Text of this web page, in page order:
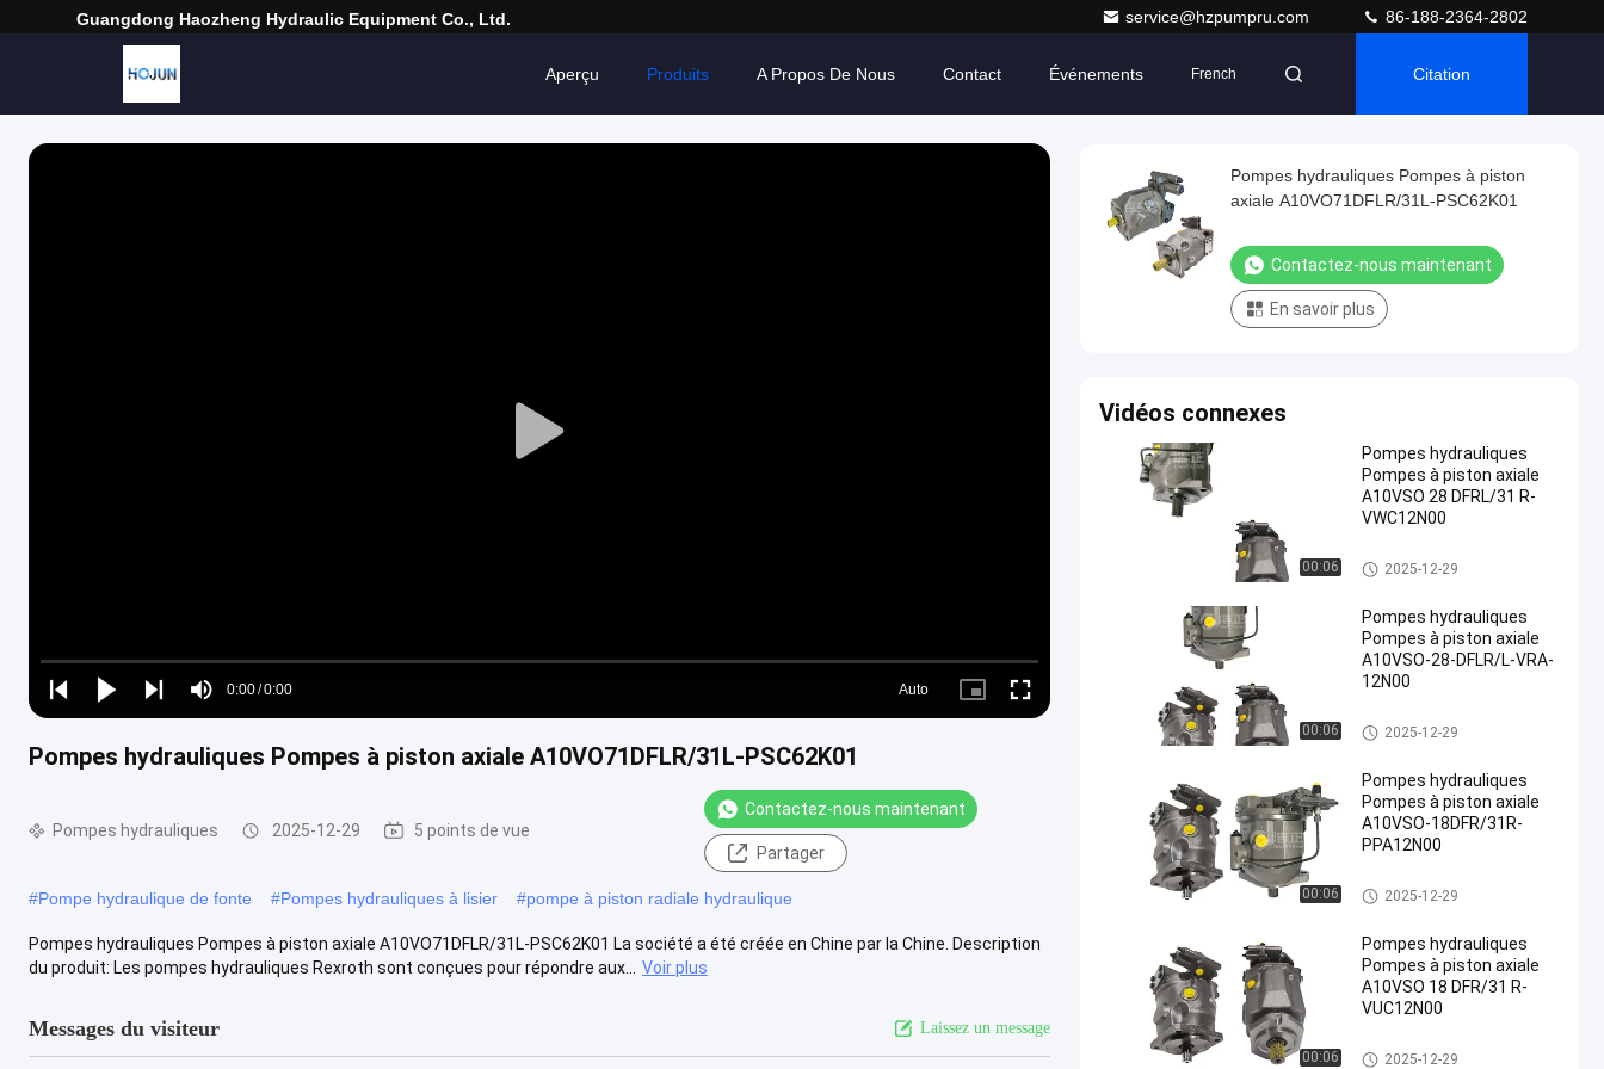
Guangdong Haozheng Hydraulic Equipment Co., Ltd. service@hzpumpru.com 86-188-2364-2802
Aperçu Produits A Propos De Nous Contact Événements French Citation
Play
Play
Play
Play
Mute
Time
0:00/0:00
Loaded:
0%
Auto
Picture- Fullscreen
Pompes hydrauliques Pompes à piston axiale A10VO71DFLR/31L-PSC62K01
Pompes hydrauliques 2025-12-29 5 points de vue
Contactez-nous maintenant
Partager
#Pompe hydraulique de fonte #Pompes hydrauliques à lisier #pompe à piston radiale hydraulique
Pompes hydrauliques Pompes à piston axiale A10VO71DFLR/31L-PSC62K01 La société a été créée en Chine par la Chine. Description
du produit: Les pompes hydrauliques Rexroth sont conçues pour répondre aux...
Voir plus
Messages du visiteur Laissez un message
Pompes hydrauliques Pompes à piston
axiale A10VO71DFLR/31L-PSC62K01
Contactez-nous maintenant
En savoir plus
Vidéos connexes
00:06
Pompes hydrauliques
Pompes à piston axiale
A10VSO 28 DFRL/31 R-
VWC12N00
Pompes hydrauliques
2025-12-29
00:06
Pompes hydrauliques
Pompes à piston axiale
A10VSO-28-DFLR/L-VRA-
12N00
Pompes hydrauliques
2025-12-29
00:06
Pompes hydrauliques
Pompes à piston axiale
A10VSO-18DFR/31R-
PPA12N00
Pompes hydrauliques
2025-12-29
00:06
Pompes hydrauliques
Pompes à piston axiale
A10VSO 18 DFR/31 R-
VUC12N00
Pompes hydrauliques
2025-12-29